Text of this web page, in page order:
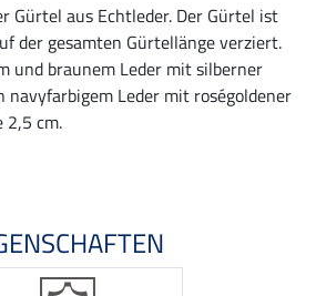
Gürtel aus Echtleder. Der Gürtel ist
der gesamten Gürtellänge verziert.
und braunem Leder mit silberner
navyfarbigem Leder mit roségoldener
2,5 cm.